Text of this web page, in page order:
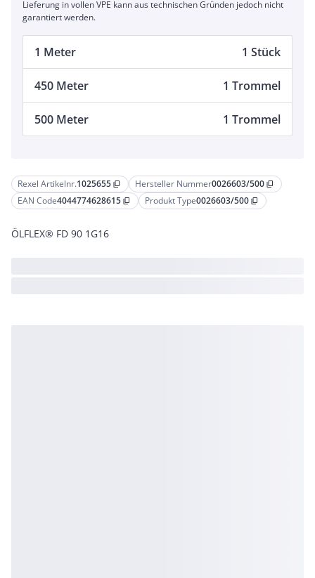
Rexel Artikelnr.1025655 content_copy Hersteller Nummer0026603/500 content_copy
EAN Code4044774628615 content_copy Produkt Type0026603/500 content_copy
ÖLFLEX® FD 90 1G16
Lieferung in vollen VPE kann aus technischen Gründen jedoch nicht
garantiert werden.
1 Meter 1 Stück
450 Meter 1 Trommel
500 Meter 1 Trommel